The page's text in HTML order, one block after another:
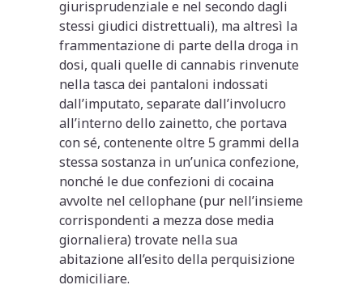
giurisprudenziale e nel secondo dagli
stessi giudici distrettuali), ma altresì la
frammentazione di parte della droga in
dosi, quali quelle di cannabis rinvenute
nella tasca dei pantaloni indossati
dall’imputato, separate dall’involucro
all’interno dello zainetto, che portava
con sé, contenente oltre 5 grammi della
stessa sostanza in un’unica confezione,
nonché le due confezioni di cocaina
avvolte nel cellophane (pur nell’insieme
corrispondenti a mezza dose media
giornaliera) trovate nella sua
abitazione all’esito della perquisizione
domiciliare.